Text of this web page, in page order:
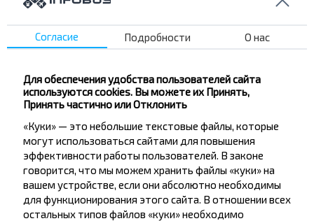
Мотовелозавод
Олега Кошевого
Ванеева
Хотите
путешествовать
дешевле?
Согласие Подробности О нас
Для обеспечения удобства пользователей сайта
используются cookies. Вы можете их Принять,
Принять частично или Отклонить
«Куки» — это небольшие текстовые файлы, которые
могут использоваться сайтами для повышения
эффективности работы пользователей. В законе
говорится, что мы можем хранить файлы «куки» на
вашем устройстве, если они абсолютно необходимы
для функционирования этого сайта. В отношении всех
остальных типов файлов «куки» необходимо